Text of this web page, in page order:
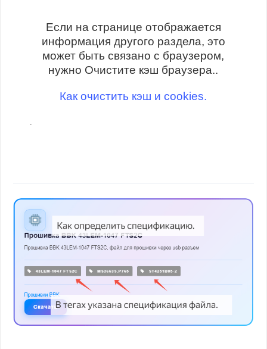
Если на странице отображается
информация другого раздела, это
может быть связано с браузером,
нужно Очистите кэш браузера..
Как очистить кэш и cookies.
.